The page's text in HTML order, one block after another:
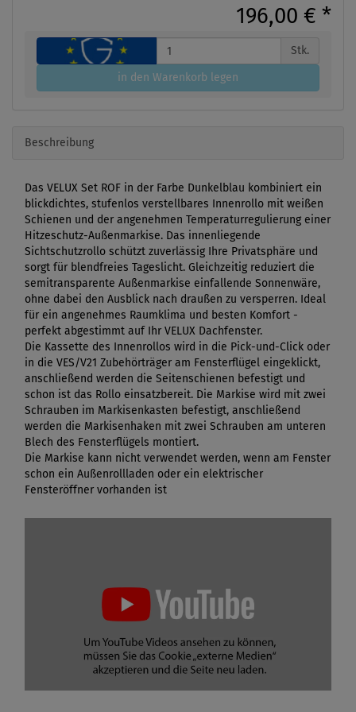
196,00 € *
Stk.
in den Warenkorb legen
Beschreibung
Das VELUX Set ROF in der Farbe Dunkelblau kombiniert ein
blickdichtes, stufenlos verstellbares Innenrollo mit weißen
Schienen und der angenehmen Temperaturregulierung einer
Hitzeschutz-Außenmarkise. Das innenliegende
Sichtschutzrollo schützt zuverlässig Ihre Privatsphäre und
sorgt für blendfreies Tageslicht. Gleichzeitig reduziert die
semitransparente Außenmarkise einfallende Sonnenwäre,
ohne dabei den Ausblick nach draußen zu versperren. Ideal
für ein angenehmes Raumklima und besten Komfort -
perfekt abgestimmt auf Ihr VELUX Dachfenster.
Die Kassette des Innenrollos wird in die Pick-und-Click oder
in die VES/V21 Zubehörträger am Fensterflügel eingeklickt,
anschließend werden die Seitenschienen befestigt und
schon ist das Rollo einsatzbereit. Die Markise wird mit zwei
Schrauben im Markisenkasten befestigt, anschließend
werden die Markisenhaken mit zwei Schrauben am unteren
Blech des Fensterflügels montiert.
Die Markise kann nicht verwendet werden, wenn am Fenster
schon ein Außenrollladen oder ein elektrischer
Fensteröffner vorhanden ist